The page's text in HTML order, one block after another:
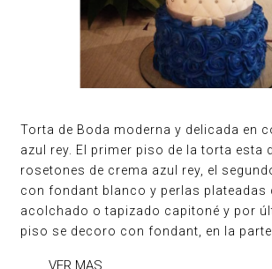
Torta de Boda moderna y delicada en
azul rey. El primer piso de la torta esta
rosetones de crema azul rey, el
con fondant blanco y perlas plateadas
acolchado o tapizado capitoné y por
piso se decoro con fondant, en la
VER MAS